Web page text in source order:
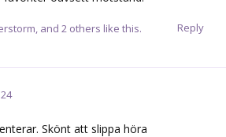
Reply
, and 2 others like this.
Skönt att slippa höra